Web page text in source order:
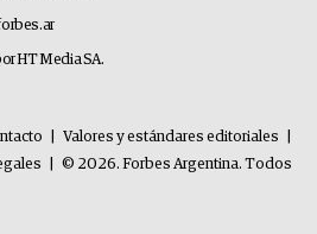
HT Media SA.
Valores y estándares editoriales
© 2026. Forbes Argentina. Todos